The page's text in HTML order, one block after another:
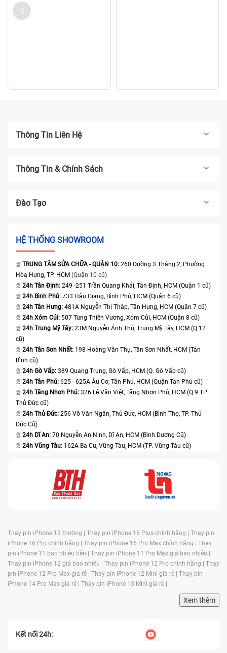
Thông Tin Liên Hệ
Thông Tin & Chính Sách
Đào Tạo
HỆ THỐNG SHOWROOM
TRUNG TÂM SỬA CHỮA - QUẬN 10: 260 Đường 3 Tháng 2, Phường
Hòa Hưng, TP. HCM (Quận 10 cũ)
24h Tân Định: 249 -251 Trần Quang Khải, Tân Định, HCM (Quận 1 cũ)
24h Bình Phú: 733 Hậu Giang, Bình Phú, HCM (Quận 6 cũ)
24h Tân Hưng: 481A Nguyễn Thị Thập, Tân Hưng, HCM (Quận 7 cũ)
24h Xóm Củi: 507 Tùng Thiện Vương, Xóm Củi, HCM (Quận 8 cũ)
24h Trung Mỹ Tây: 23M Nguyễn Ảnh Thủ, Trung Mỹ Tây, HCM (Q.12
cũ)
24h Tân Sơn Nhất: 198 Hoàng Văn Thụ, Tân Sơn Nhất, HCM (Tân
Bình cũ)
24h Gò Vấp: 389 Quang Trung, Gò Vấp, HCM (Q. Gò Vấp cũ)
24h Tân Phú: 625 - 625A Âu Cơ, Tân Phú, HCM (Quận Tân Phú cũ)
24h Tăng Nhơn Phú: 326 Lê Văn Việt, Tăng Nhơn Phú, HCM (Q.9 TP.
Thủ Đức cũ)
24h Thủ Đức: 256 Võ Văn Ngân, Thủ Đức, HCM (Bình Thọ, TP. Thủ
Đức Cũ)
24h Dĩ An: 70 Nguyễn An Ninh, Dĩ An, HCM (Bình Dương Cũ)
24h Vũng Tàu: 162A Ba Cu, Vũng Tàu, HCM (TP. Vũng Tàu cũ)
Thay pin iPhone 13 thường | Thay pin iPhone 16 Plus chính hãng | Thay pin
iPhone 16 Pro chính hãng | Thay pin iPhone 16 Pro Max chính hãng | Thay
pin iPhone 11 bao nhiêu tiền | Thay pin iPhone 11 Pro Max giá bao nhiêu |
Thay pin iPhone 12 giá bao nhiêu | Thay pin iPhone 12 Pro chính hãng | Thay
pin iPhone 12 Pro Max giá rẻ | Thay pin iPhone 12 Mini giá rẻ | Thay pin
iPhone 14 Pro Max giá rẻ | Thay pin iPhone 13 Mini giá rẻ |
Xem thêm
Kết nối 24h: